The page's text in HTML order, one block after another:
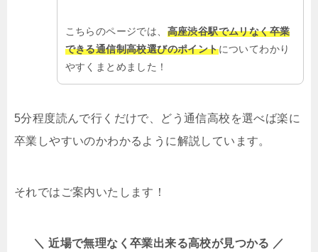
こちらのページでは、 高座渋谷駅でムリなく卒業
できる通信制高校選びのポイントについてわかり
やすくまとめました！
5分程度読んで行くだけで、どう通信高校を選べば楽に
卒業しやすいのかわかるように解説しています。
それではご案内いたします！
＼ 近場で無理なく卒業出来る高校が見つかる ／